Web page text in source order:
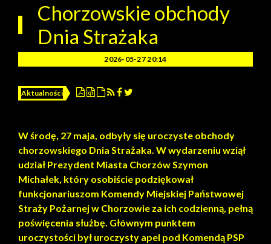
Chorzowskie obchody
Dnia Strażaka
2026-05-27 20:14
Aktualności
W środę, 27 maja, odbyły się uroczyste obchody
chorzowskiego Dnia Strażaka. W wydarzeniu wziął
udział Prezydent Miasta Chorzów Szymon
Michałek, który osobiście podziękował
funkcjonariuszom Komendy Miejskiej Państwowej
Straży Pożarnej w Chorzowie za ich codzienną, pełną
poświęcenia służbę. Głównym punktem
uroczystości był uroczysty apel pod Komendą PSP